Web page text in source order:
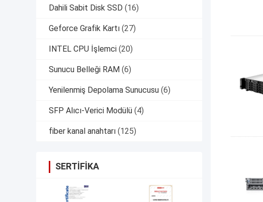
Dahili Sabit Disk SSD (16)
Geforce Grafik Kartı (27)
INTEL CPU İşlemci (20)
Sunucu Belleği RAM (6)
Yenilenmiş Depolama Sunucusu (6)
SFP Alıcı-Verici Modülü (4)
fiber kanal anahtarı (125)
SERTIFIKA